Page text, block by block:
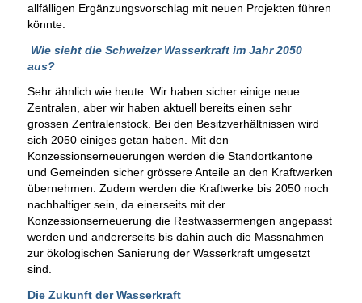
allfälligen Ergänzungsvorschlag mit neuen Projekten führen
könnte.
Wie sieht die Schweizer Wasserkraft im Jahr 2050
aus?
Sehr ähnlich wie heute. Wir haben sicher einige neue
Zentralen, aber wir haben aktuell bereits einen sehr
grossen Zentralenstock. Bei den Besitzverhältnissen wird
sich 2050 einiges getan haben. Mit den
Konzessionserneuerungen werden die Standortkantone
und Gemeinden sicher grössere Anteile an den Kraftwerken
übernehmen. Zudem werden die Kraftwerke bis 2050 noch
nachhaltiger sein, da einerseits mit der
Konzessionserneuerung die Restwassermengen angepasst
werden und andererseits bis dahin auch die Massnahmen
zur ökologischen Sanierung der Wasserkraft umgesetzt
sind.
Die Zukunft der Wasserkraft